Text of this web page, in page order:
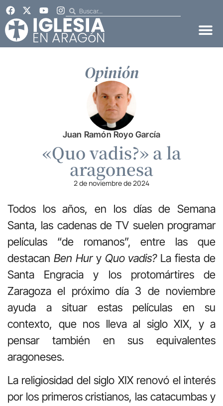
Opinión
Juan Ramón Royo García
«Quo vadis?» a la
aragonesa
2 de noviembre de 2024
Todos los años, en los días de Semana
Santa, las cadenas de TV suelen programar
películas “de romanos”, entre las que
destacan Ben Hury Quo vadis?La fiesta de
Santa Engracia y los protomártires de
Zaragoza el próximo día 3 de noviembre
ayuda a situar estas películas en su
contexto, que nos lleva al siglo XIX, y a
pensar también en sus equivalentes
aragoneses.
La religiosidad del siglo XIX renovó el interés
por los primeros cristianos, las catacumbas y